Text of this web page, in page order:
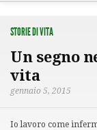
STORIE DI VITA
Un segno
vita
gennaio 5, 2015
Io lavoro come